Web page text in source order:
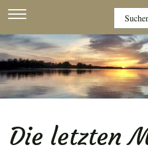
Skip
content
Suchen
nach:
Die letzten